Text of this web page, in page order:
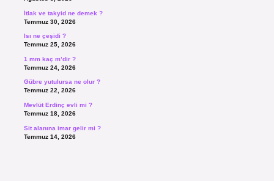
İtlak ve takyid ne demek ?
Temmuz 30, 2026
Isı ne çeşidi ?
Temmuz 25, 2026
1 mm kaç m’dir ?
Temmuz 24, 2026
Gübre yutulursa ne olur ?
Temmuz 22, 2026
Mevlüt Erdinç evli mi ?
Temmuz 18, 2026
Sit alanına imar gelir mi ?
Temmuz 14, 2026